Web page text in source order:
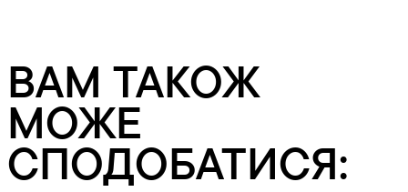
ВАМ ТАКОЖ
МОЖЕ
СПОДОБАТИСЯ: